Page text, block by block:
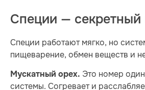
Специи — секретный
Специи работают мягко, но
пищеварение, обмен веществ и
Мускатный орех. Это номер
системы. Согревает и